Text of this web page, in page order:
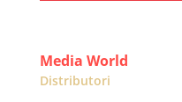
Media World
Distributori